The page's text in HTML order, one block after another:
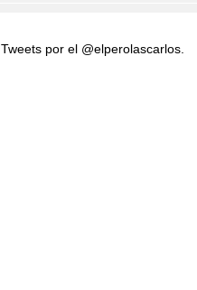
Tweets por el @elperolascarlos.